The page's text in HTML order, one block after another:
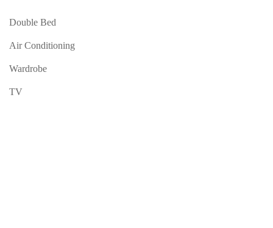
Double Bed
Air Conditioning
Wardrobe
TV